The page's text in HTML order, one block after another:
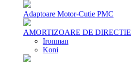
Adaptoare Motor-Cutie PMC
AMORTIZOARE DE DIRECTIE
Ironman
Koni